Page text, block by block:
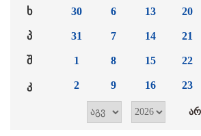
ხ
პ
შ
კ
30
31
1
2
6
7
8
9
13
14
15
16
20
21
22
23